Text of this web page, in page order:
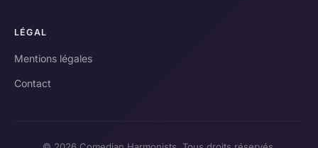
LÉGAL
Mentions légales
Contact